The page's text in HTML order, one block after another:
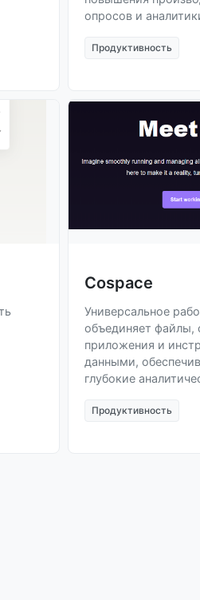
опросов и
Продуктивность
Cospace
Универсальное
объединяет файлы,
приложения и
данными,
глубокие
Продуктивность